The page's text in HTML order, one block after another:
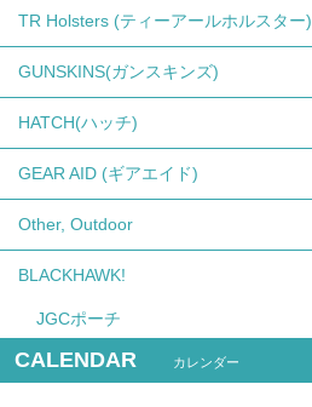
TR Holsters (ティーアールホルスター)
GUNSKINS(ガンスキンズ)
HATCH(ハッチ)
GEAR AID (ギアエイド)
Other, Outdoor
BLACKHAWK!
JGCポーチ
CALENDAR カレンダー